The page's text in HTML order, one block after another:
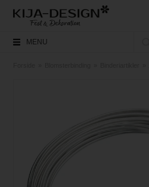
MENU